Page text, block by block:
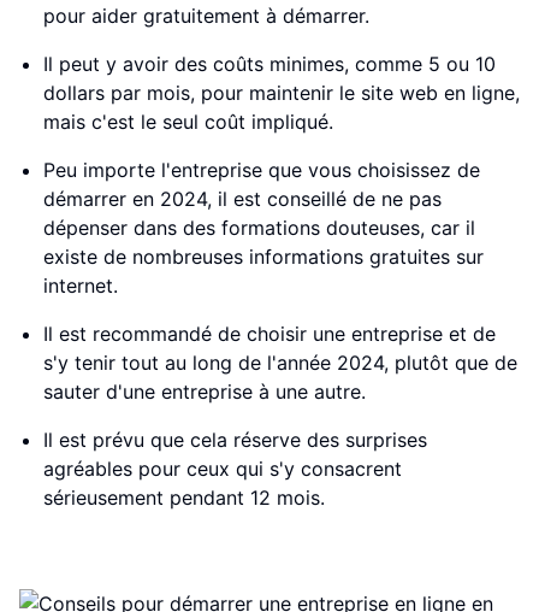
pour aider gratuitement à démarrer.
Il peut y avoir des coûts minimes, comme 5 ou 10
dollars par mois, pour maintenir le site web en ligne,
mais c'est le seul coût impliqué.
Peu importe l'entreprise que vous choisissez de
démarrer en 2024, il est conseillé de ne pas
dépenser dans des formations douteuses, car il
existe de nombreuses informations gratuites sur
internet.
Il est recommandé de choisir une entreprise et de
s'y tenir tout au long de l'année 2024, plutôt que de
sauter d'une entreprise à une autre.
Il est prévu que cela réserve des surprises
agréables pour ceux qui s'y consacrent
sérieusement pendant 12 mois.